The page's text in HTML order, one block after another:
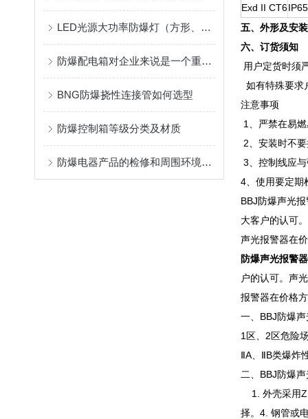
LED光源大功率防爆灯（方形、圆形）的用途
防爆配电箱对企业来说是一个重要的工具
BNG防爆挠性连接管如何选型
防爆控制箱等级分类及材质
防爆电器产品的检修和周围环境的清理要求
Exd II CT6IP65
五、外形及安
六、订货须知
用户定货时须
如有特殊要求
注意事项
1、严禁在易
2、安装时不
3、控制线应
4、使用要定期
BBJ防爆声光
大客户的认可
声光报警器在
防爆声光报警器
户的认可。声
报警器在价格
一、BBJ防爆
1区、
ⅡA、ⅡB类爆炸
二、BBJ防爆
1. 外壳采用
择。4. 钢管或